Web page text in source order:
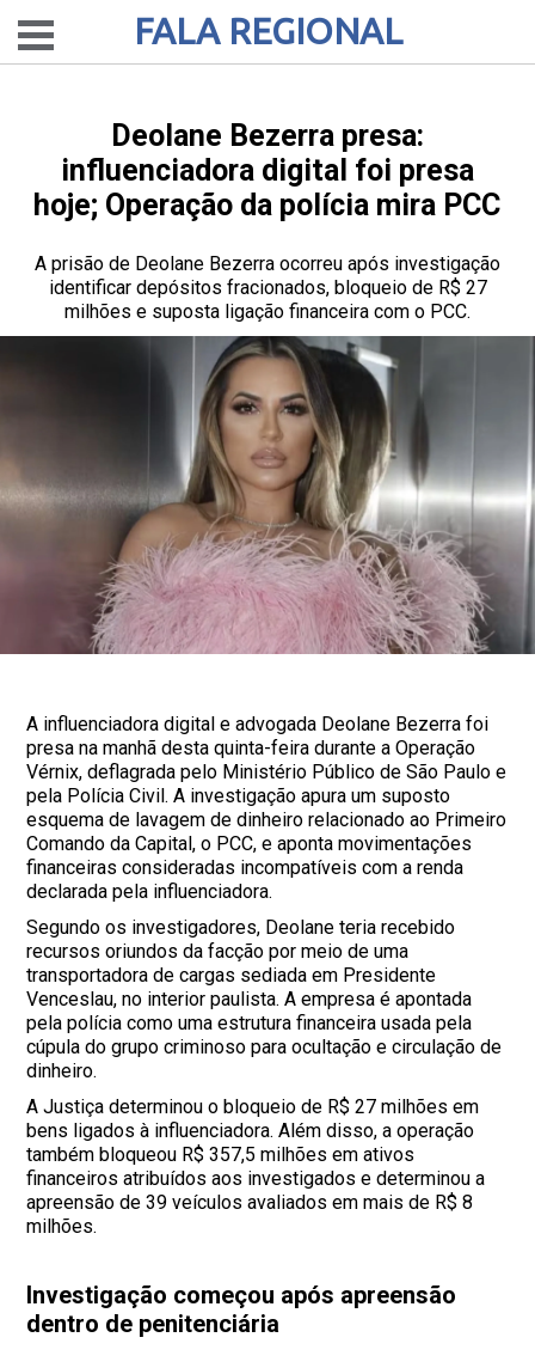
FALA REGIONAL
Deolane Bezerra presa:
influenciadora digital foi presa
hoje; Operação da polícia mira PCC
A prisão de Deolane Bezerra ocorreu após investigação
identificar depósitos fracionados, bloqueio de R$ 27
milhões e suposta ligação financeira com o PCC.
A influenciadora digital e advogada Deolane Bezerra foi
presa na manhã desta quinta-feira durante a Operação
Vérnix, deflagrada pelo Ministério Público de São Paulo e
pela Polícia Civil. A investigação apura um suposto
esquema de lavagem de dinheiro relacionado ao Primeiro
Comando da Capital, o PCC, e aponta movimentações
financeiras consideradas incompatíveis com a renda
declarada pela influenciadora.
Segundo os investigadores, Deolane teria recebido
recursos oriundos da facção por meio de uma
transportadora de cargas sediada em Presidente
Venceslau, no interior paulista. A empresa é apontada
pela polícia como uma estrutura financeira usada pela
cúpula do grupo criminoso para ocultação e circulação de
dinheiro.
A Justiça determinou o bloqueio de R$ 27 milhões em
bens ligados à influenciadora. Além disso, a operação
também bloqueou R$ 357,5 milhões em ativos
financeiros atribuídos aos investigados e determinou a
apreensão de 39 veículos avaliados em mais de R$ 8
milhões.
Investigação começou após apreensão
dentro de penitenciária